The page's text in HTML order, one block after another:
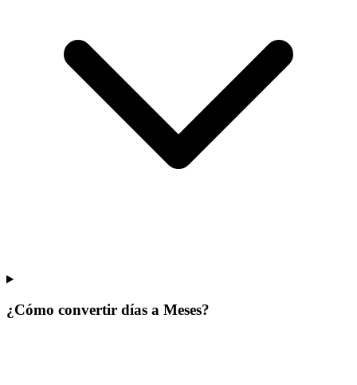
¿Cómo convertir días a Meses?